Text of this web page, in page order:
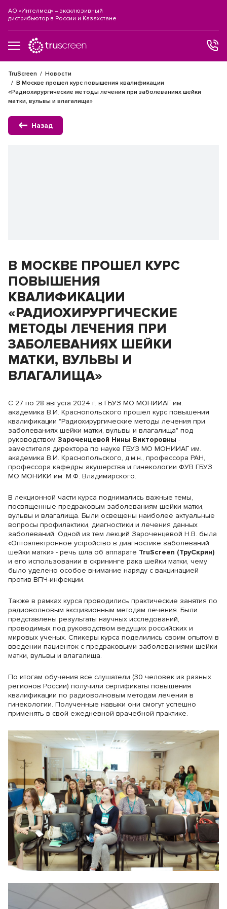
АО «Интелмед» – эксклюзивный
дистрибьютор в России и Казахстане
TruScreen
Новости
В Москве прошел курс повышения квалификации
«Радиохирургические методы лечения при заболеваниях шейки
матки, вульвы и влагалища»
Назад
В МОСКВЕ ПРОШЕЛ КУРС
ПОВЫШЕНИЯ
КВАЛИФИКАЦИИ
«РАДИОХИРУРГИЧЕСКИЕ
МЕТОДЫ ЛЕЧЕНИЯ ПРИ
ЗАБОЛЕВАНИЯХ ШЕЙКИ
МАТКИ, ВУЛЬВЫ И
ВЛАГАЛИЩА»
С 27 по 28 августа 2024 г. в ГБУЗ МО МОНИИАГ им.
академика В.И. Краснопольского прошел курс повышения
квалификации "Радиохирургические методы лечения при
заболеваниях шейки матки, вульвы и влагалища" под
руководством Зароченцевой Нины Викторовны -
заместителя директора по науке ГБУЗ МО МОНИИАГ им.
академика В.И. Краснопольского, д.м.н., профессора РАН,
профессора кафедры акушерства и гинекологии ФУВ ГБУЗ
МО МОНИКИ им. М.Ф. Владимирского.
В лекционной части курса поднимались важные темы,
посвященные предраковым заболеваниям шейки матки,
вульвы и влагалища. Были освещены наиболее актуальные
вопросы профилактики, диагностики и лечения данных
заболеваний. Одной из тем лекций Зароченцевой Н.В. была
«Оптоэлектронное устройство в диагностике заболеваний
шейки матки» - речь шла об аппарате TruScreen (ТруСкрин)
и его использовании в скрининге рака шейки матки, чему
было уделено особое внимание наряду с вакцинацией
против ВПЧ-инфекции.
Также в рамках курса проводились практические занятия по
радиоволновым эксцизионным методам лечения. Были
представлены результаты научных исследований,
проводимых под руководством ведущих российских и
мировых ученых. Спикеры курса поделились своим опытом в
введении пациенток с предраковыми заболеваниями шейки
матки, вульвы и влагалища.
По итогам обучения все слушатели (30 человек из разных
регионов России) получили сертификаты повышения
квалификации по радиоволновым методам лечения в
гинекологии. Полученные навыки они смогут успешно
применять в свой ежедневной врачебной практике.